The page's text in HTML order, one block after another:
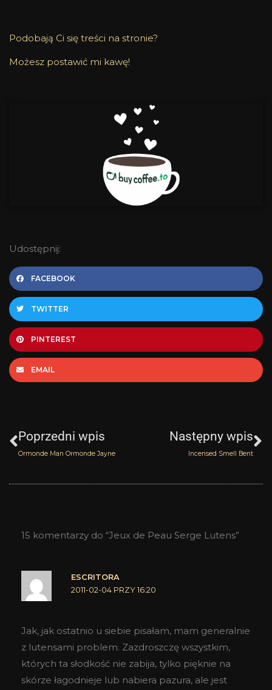
Podobają Ci się treści na stronie?
Możesz postawić mi kawę!
Udostępnij:
FACEBOOK
TWITTER
PINTEREST
EMAIL
Poprzedni wpis
Ormonde Man Ormonde Jayne
Następny wpis
Incensed Smell Bent
15 komentarzy do “Jeux de Peau Serge Lutens”
ESCRITORA
2011-02-04 PRZY 16:20
Jak, jak ostatnio u siebie pisałam, mam generalnie
z lutensami problem. Zazdroszczę wszystkim,
których ta słodkość nie zabija, tylko pięknie na
skórze łagodnieje lub nabiera pazura, ale jest